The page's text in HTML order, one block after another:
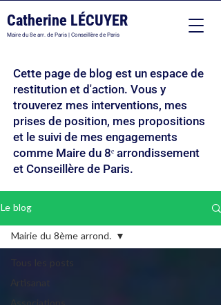
Catherine LÉCUYER
Maire du 8e arr. de Paris | Conseillère de Paris
Cette page de blog est un espace de
restitution et d'action. Vous y
trouverez mes interventions, mes
prises de position, mes propositions
et le suivi de mes engagements
comme Maire du 8ᵉ arrondissement
et Conseillère de Paris.
Le blog
Tous les posts
Artisanat
Mairie du 8ème arrond.